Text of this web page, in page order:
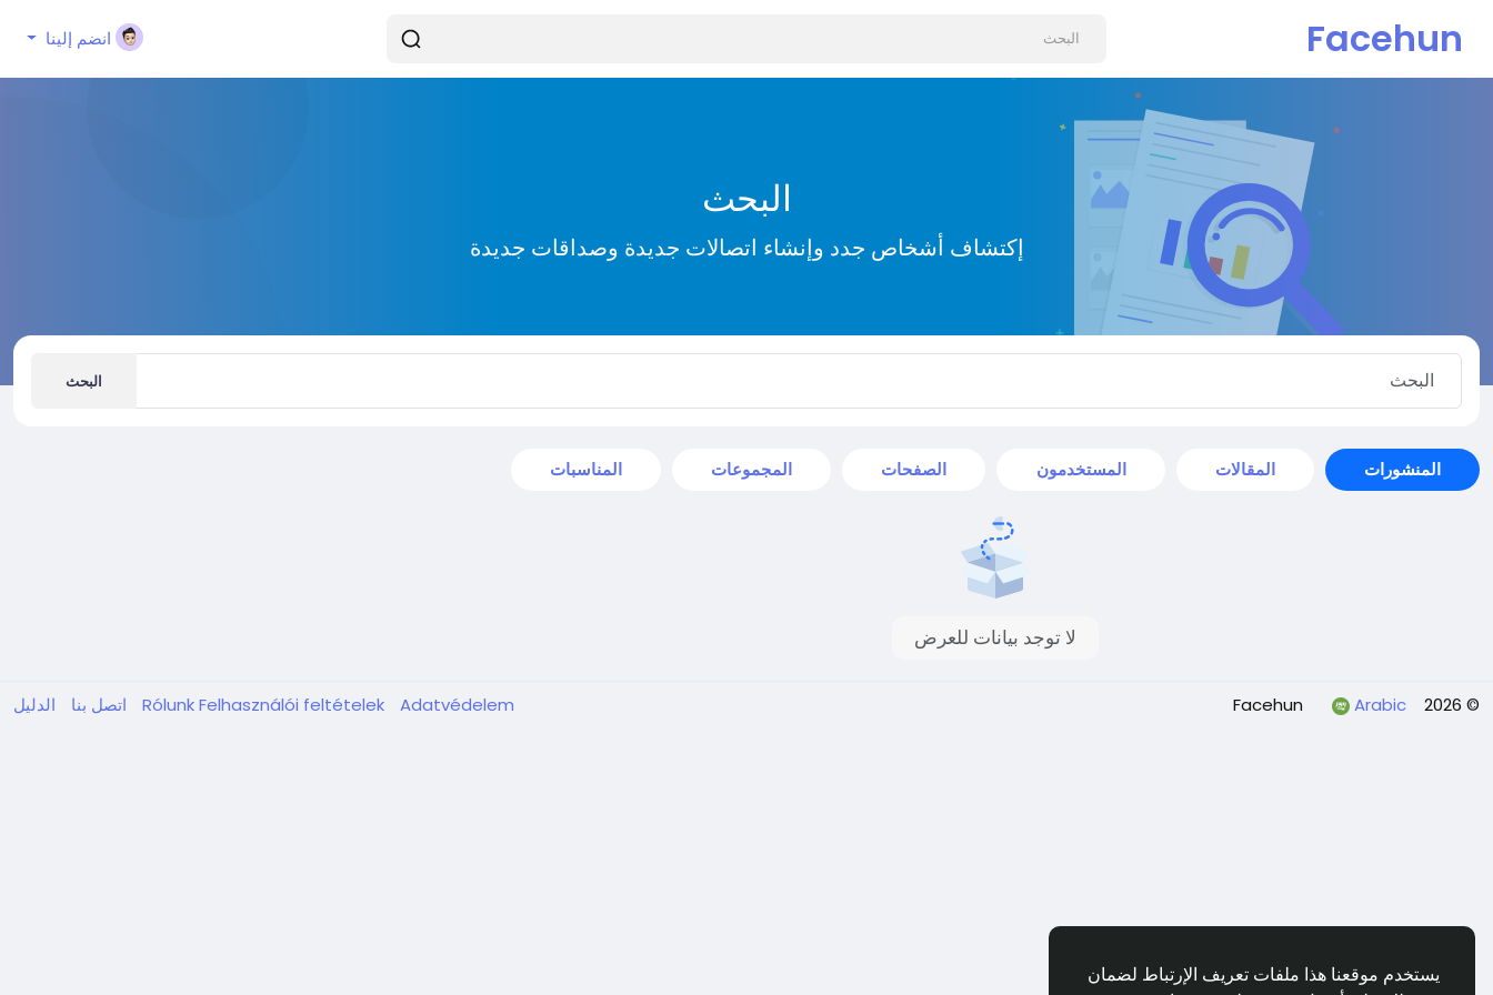
يستخدم موقعنا هذا ملفات تعريف الإرتباط لضمان
Facehun انضم إلينا
البحث
إكتشاف أشخاص جدد وإنشاء اتصالات جديدة وصداقات جديدة
البحث
المنشورات المقالات المستخدمون الصفحات المجموعات المناسبات
لا توجد بيانات للعرض
© 2026 Facehun
Arabic
RólunkFelhasználói feltételek Adatvédelem اتصل بنا الدليل